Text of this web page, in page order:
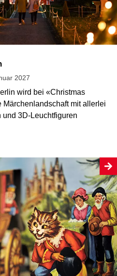
2027
wird bei «Christmas
mit allerlei
und 3D-Leuchtfiguren